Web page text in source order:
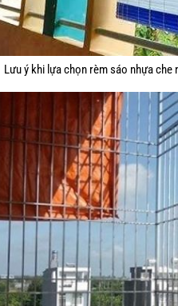
Lưu ý khi lựa chọn rèm sáo nhựa che